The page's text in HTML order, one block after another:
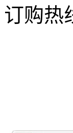
订购热